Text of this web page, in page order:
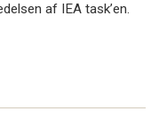
af IEA task’en.